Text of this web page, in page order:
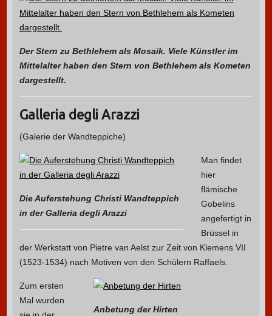
Der Stern zu Bethlehem als Mosaik. Viele Künstler im
Mittelalter haben den Stern von Bethlehem als Kometen
dargestellt.
Galleria degli Arazzi
(Galerie der Wandteppiche)
Die Auferstehung Christi Wandteppich
in der Galleria degli Arazzi
Man findet
hier
flämische
Gobelins
angefertigt in
Brüssel in
der Werkstatt von Pietre van Aelst zur Zeit von Klemens VII
(1523-1534) nach Motiven von den Schülern Raffaels.
Anbetung der Hirten
Zum ersten
Mal wurden